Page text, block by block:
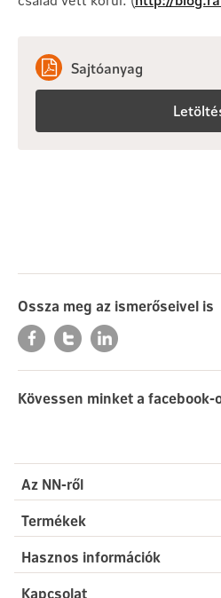
Sajtóanyag
Ossza meg az ismerőseivel is
Kövessen minket a facebook-
Az NN-ről
Rólunk
Sajtószoba
Termékek
Élet
Egészség
Hasznos információk
Dokumentumtár
Kapcsolat